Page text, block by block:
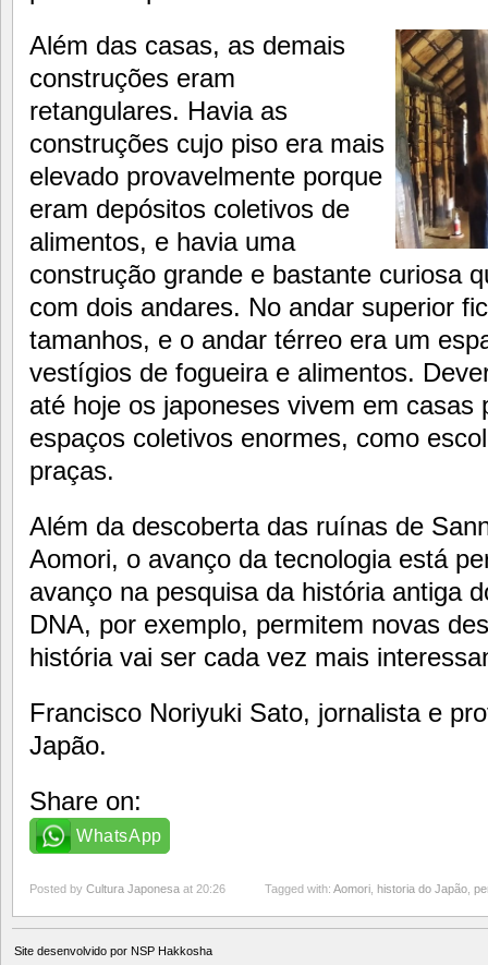
Além das casas, as demais
construções eram
retangulares. Havia as
construções cujo piso era mais
elevado provavelmente porque
eram depósitos coletivos de
alimentos, e havia uma
construção grande e bastante curiosa
com dois andares. No andar superior
tamanhos, e o andar térreo era um
vestígios de fogueira e alimentos.
até hoje os japoneses vivem em casas
espaços coletivos enormes, como
praças.
Além da descoberta das ruínas de
Aomori, o avanço da tecnologia está
avanço na pesquisa da história antiga
DNA, por exemplo, permitem novas
história vai ser cada vez mais
Francisco Noriyuki Sato, jornalista e
Japão.
Share on:
WhatsApp
Posted by Cultura Japonesa at 20:26 Tagged with: Aomori historia do Japão
Site desenvolvido por NSP Hakkosha